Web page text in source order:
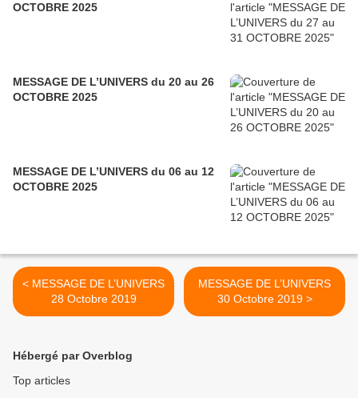
OCTOBRE 2025
MESSAGE DE L’UNIVERS du 20 au 26
OCTOBRE 2025
MESSAGE DE L’UNIVERS du 06 au 12
OCTOBRE 2025
< MESSAGE DE L’UNIVERS
28 Octobre 2019
MESSAGE DE L’UNIVERS
30 Octobre 2019 >
Hébergé par Overblog
Top articles